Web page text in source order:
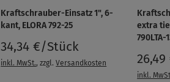
Kraftschrauber-Einsatz 1", 6-
kant, ELORA 792-25
34,34 €/Stück
inkl. MwSt., zzgl.Versandkosten
extra
790LTA-
inkl.